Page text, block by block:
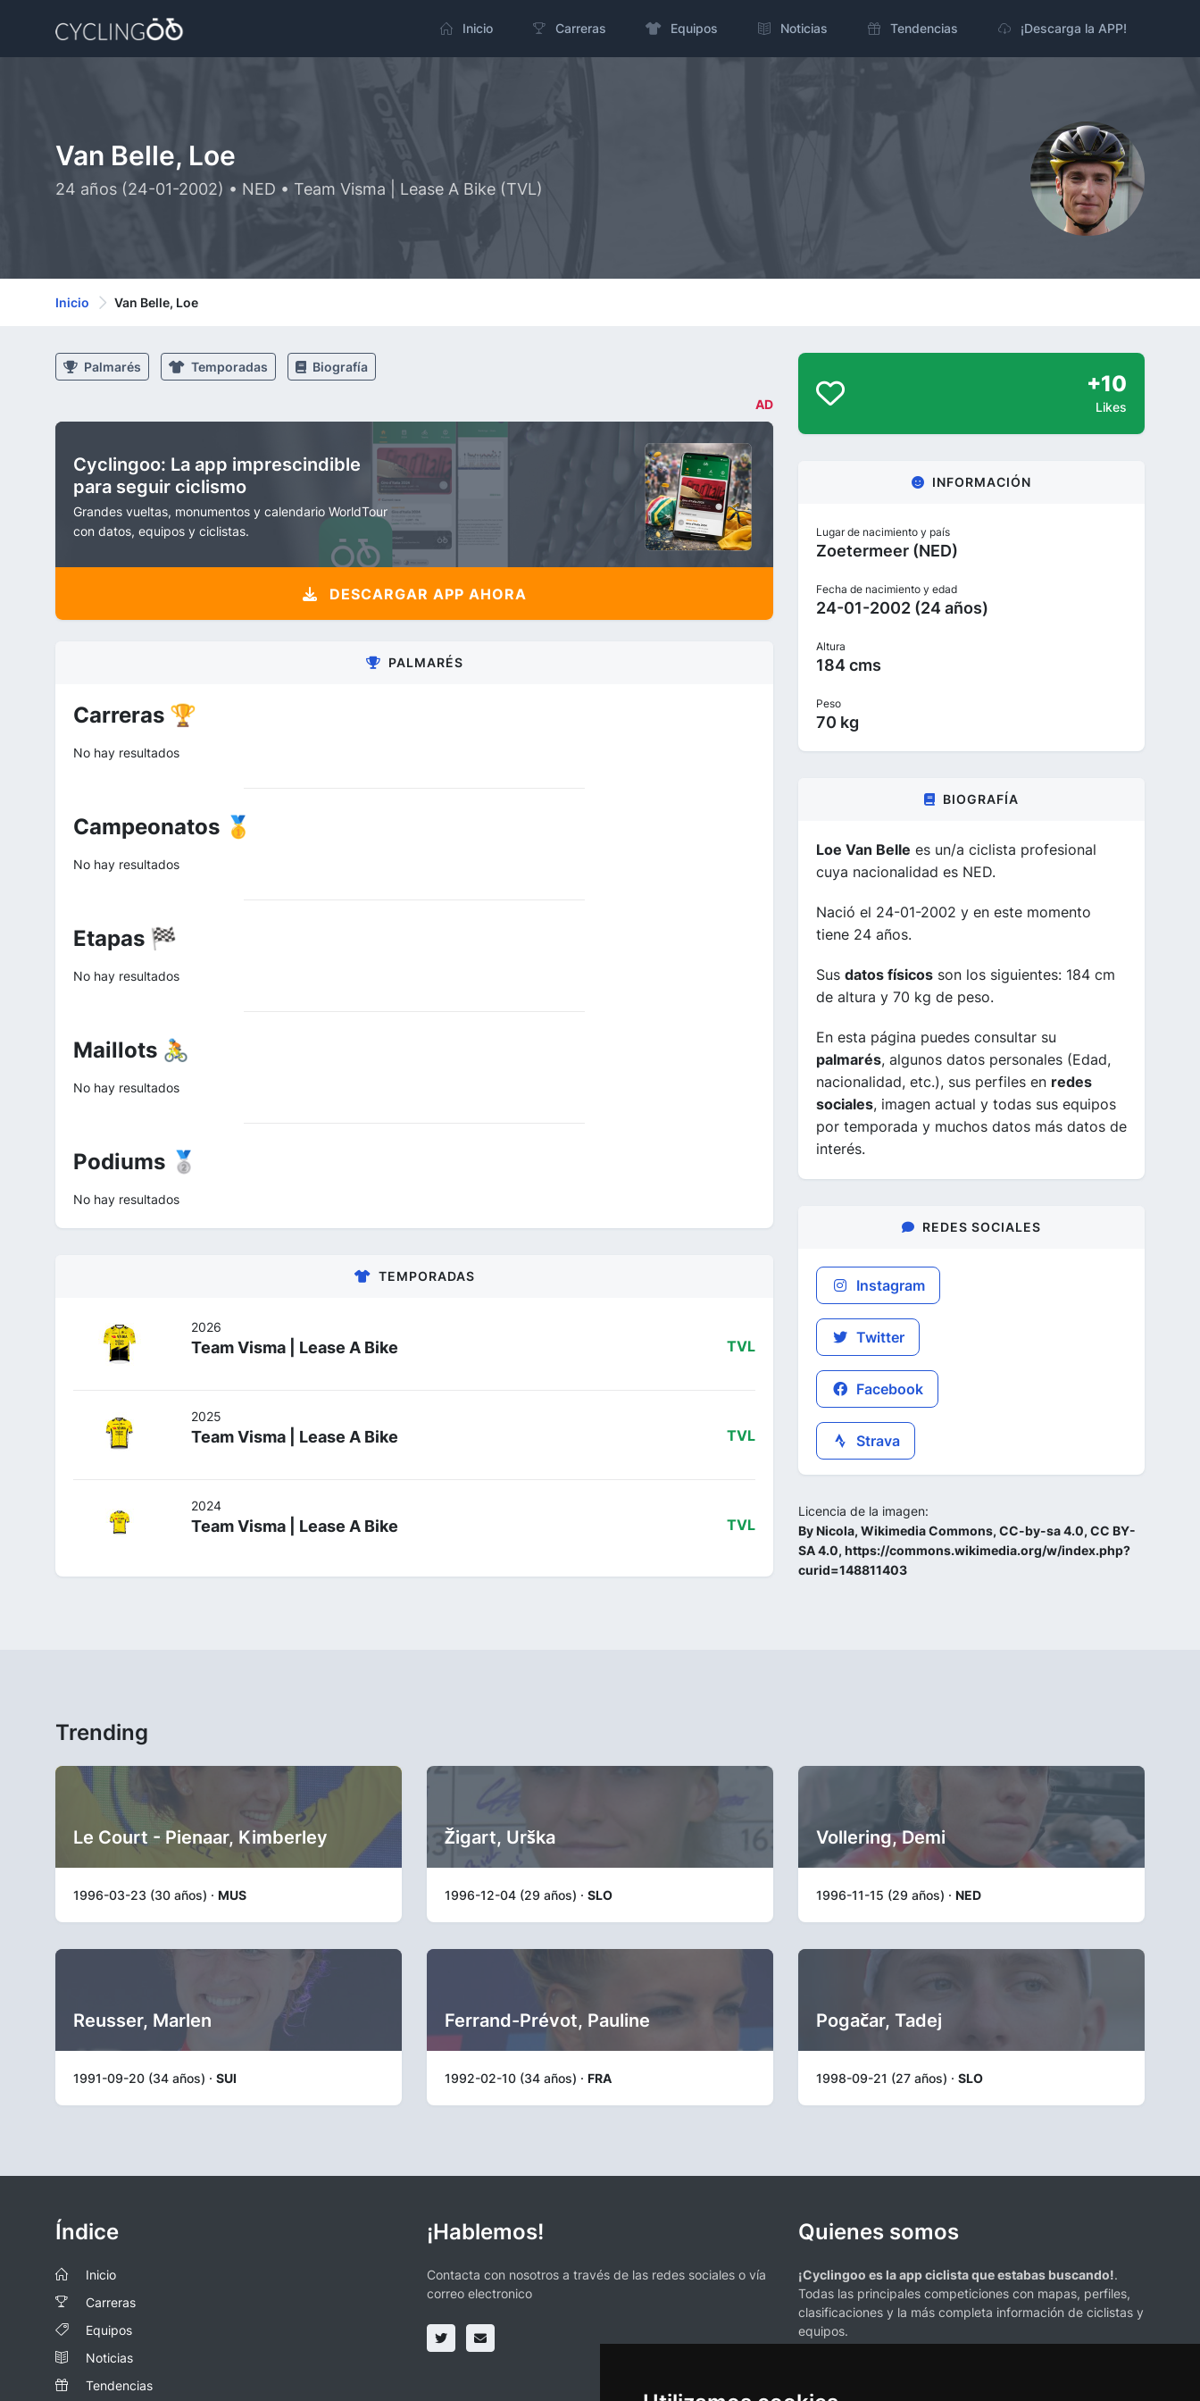
Inicio Carreras Equipos Noticias Tendencias ¡Descarga la APP!
Van Belle, Loe
24 años (24-01-2002) • NED • Team Visma | Lease A Bike (TVL)
Inicio Van Belle, Loe
Palmarés Temporadas Biografía
AD
Cyclingoo: La app imprescindible
para seguir ciclismo
Grandes vueltas, monumentos y calendario WorldTour
con datos, equipos y ciclistas.
DESCARGAR APP AHORA
PALMARÉS
Carreras 🏆
No hay resultados
Campeonatos 🥇
No hay resultados
Etapas 🏁
No hay resultados
Maillots 🚴
No hay resultados
Podiums 🥈
No hay resultados
TEMPORADAS
2026
Team Visma | Lease A Bike TVL
2025
Team Visma | Lease A Bike TVL
2024
Team Visma | Lease A Bike TVL
+10
Likes
INFORMACIÓN
Lugar de nacimiento y país
Zoetermeer (NED)
Fecha de nacimiento y edad
24-01-2002 (24 años)
Altura
184 cms
Peso
70 kg
BIOGRAFÍA
Loe Van Belle es un/a ciclista profesional
cuya nacionalidad es NED.
Nació el 24-01-2002 y en este momento
tiene 24 años.
Sus datos físicos son los siguientes: 184 cm
de altura y 70 kg de peso.
En esta página puedes consultar su
palmarés, algunos datos personales (Edad,
nacionalidad, etc.), sus perfiles en redes
sociales, imagen actual y todas sus equipos
por temporada y muchos datos más datos de
interés.
REDES SOCIALES
Instagram
Twitter
Facebook
Strava
Licencia de la imagen:
By Nicola, Wikimedia Commons, CC-by-sa 4.0, CC BY-
SA 4.0, https://commons.wikimedia.org/w/index.php?
curid=148811403
Trending
Le Court - Pienaar, Kimberley
1996-03-23 (30 años) · MUS
Žigart, Urška
1996-12-04 (29 años) · SLO
Vollering, Demi
1996-11-15 (29 años) · NED
Reusser, Marlen
1991-09-20 (34 años) · SUI
Ferrand-Prévot, Pauline
1992-02-10 (34 años) · FRA
Pogačar, Tadej
1998-09-21 (27 años) · SLO
Índice
Inicio
Carreras
Equipos
Noticias
Tendencias
¡Hablemos!
Contacta con nosotros a través de las redes sociales o vía
correo electronico
Quienes somos
¡Cyclingoo es la app ciclista que estabas buscando!.
Todas las principales competiciones con mapas, perfiles,
clasificaciones y la más completa información de ciclistas y
equipos.